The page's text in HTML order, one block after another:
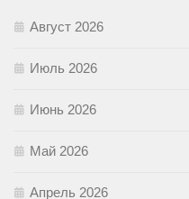
Август 2026
Июль 2026
Июнь 2026
Май 2026
Апрель 2026